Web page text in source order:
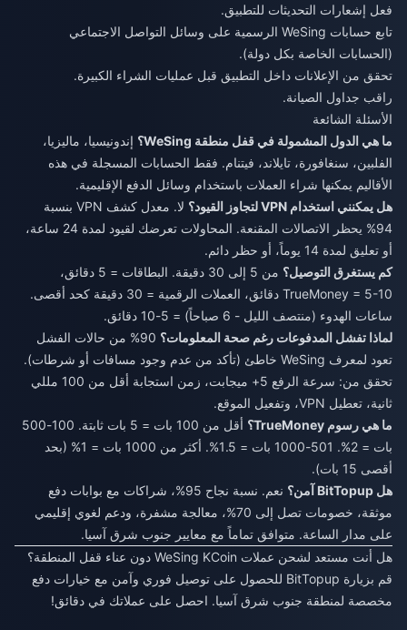
فعل إشعارات التحديثات للتطبيق.
تابع حسابات WeSing الرسمية على وسائل التواصل الاجتماعي
(الحسابات الخاصة بكل دولة).
تحقق من الإعلانات داخل التطبيق قبل عمليات الشراء الكبيرة.
راقب جداول الصيانة.
الأسئلة الشائعة
ما هي الدول المشمولة في قفل منطقة WeSing؟
إندونيسيا، ماليزيا،
الفلبين، سنغافورة، تايلاند، فيتنام. فقط الحسابات المسجلة في هذه
الأقاليم يمكنها شراء العملات باستخدام وسائل الدفع الإقليمية.
هل يمكنني استخدام VPN لتجاوز القيود؟
لا. معدل كشف VPN بنسبة
94% يحظر الاتصالات المقنعة. المحاولات تعرضك لقيود لمدة 24 ساعة،
أو تعليق لمدة 14 يوماً، أو حظر دائم.
كم يستغرق التوصيل؟
من 5 إلى 30 دقيقة. البطاقات = 5 دقائق،
TrueMoney = 5-10 دقائق، العملات الرقمية = 30 دقيقة كحد أقصى.
ساعات الهدوء (منتصف الليل - 6 صباحاً) = 5-10 دقائق.
لماذا تفشل المدفوعات رغم صحة المعلومات؟
90% من حالات الفشل
تعود لمعرف WeSing خاطئ (تأكد من عدم وجود مسافات أو شرطات).
تحقق من: سرعة الرفع 5+ ميجابت، زمن استجابة أقل من 100 مللي
ثانية، تعطيل VPN، وتفعيل الموقع.
ما هي رسوم TrueMoney؟
أقل من 100 بات = 5 بات ثابتة. 100-500
بات = 2%. 501-1000 بات = 1.5%. أكثر من 1000 بات = 1% (بحد
أقصى 15 بات).
هل BitTopup آمن؟
نعم. نسبة نجاح 95%، شراكات مع بوابات دفع
موثقة، خصومات تصل إلى 70%، معالجة مشفرة، ودعم لغوي إقليمي
على مدار الساعة. متوافق تماماً مع معايير جنوب شرق آسيا.
هل أنت مستعد لشحن عملات WeSing KCoin دون عناء قفل المنطقة؟
قم بزيارة BitTopup للحصول على توصيل فوري وآمن مع خيارات دفع
مخصصة لمنطقة جنوب شرق آسيا. احصل على عملاتك في دقائق!